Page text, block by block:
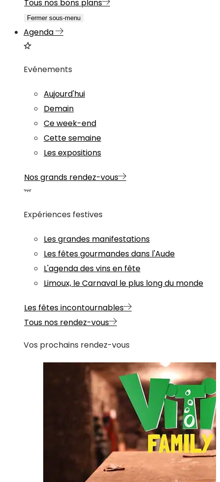
Tous nos bons plans
Fermer sous-menu
Agenda
Evénements
Aujourd'hui
Demain
Ce week-end
Cette semaine
Les expositions
Nos grands rendez-vous
Expériences festives
Les grandes manifestations
Les fêtes gourmandes dans l'Aude
L'agenda des vins en fête
Limoux, le Carnaval le plus long du monde
Les fêtes incontournables
Tous nos rendez-vous
Vos prochains rendez-vous